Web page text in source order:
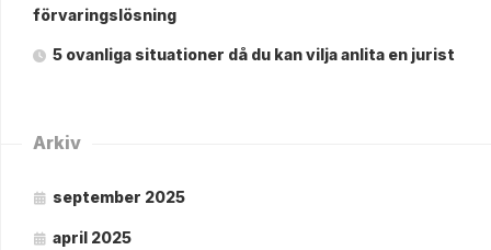
förvaringslösning
5 ovanliga situationer då du kan vilja anlita en jurist
Arkiv
september 2025
april 2025